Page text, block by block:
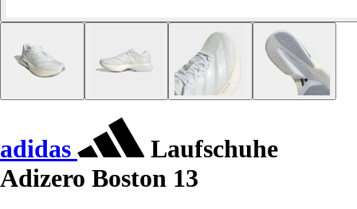
adidas
Laufschuhe
Adizero Boston 13